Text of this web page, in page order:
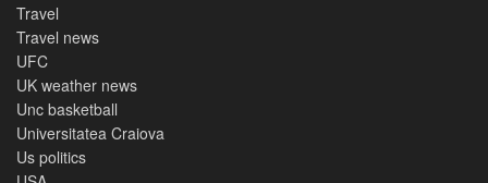
Travel
Travel news
UFC
UK weather news
Unc basketball
Universitatea Craiova
Us politics